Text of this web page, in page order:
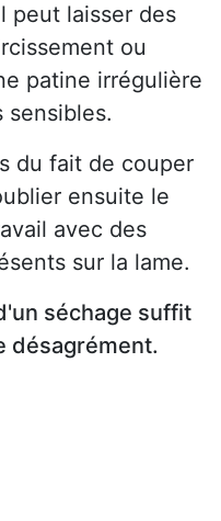
peut laisser des
ou
patine irrégulière
sensibles.
du fait de couper
ensuite le
avec des
sur la lame.
séchage suffit
désagrément.